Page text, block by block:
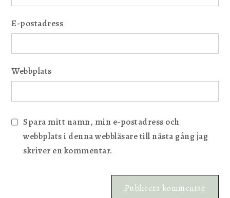
E-postadress
Webbplats
Spara mitt namn, min e-postadress och
webbplats i denna webbläsare till nästa gång jag
skriver en kommentar.